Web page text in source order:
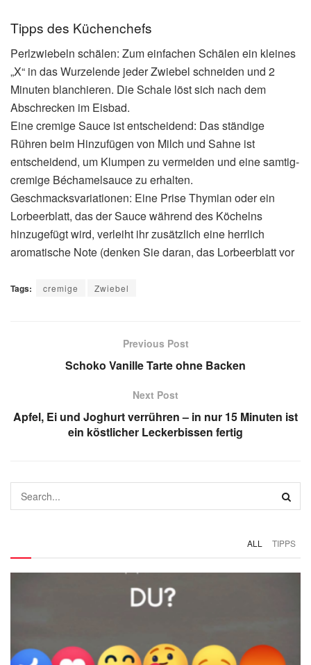
Tipps des Küchenchefs
Perlzwiebeln schälen: Zum einfachen Schälen ein kleines
„X“ in das Wurzelende jeder Zwiebel schneiden und 2
Minuten blanchieren. Die Schale löst sich nach dem
Abschrecken im Eisbad.
Eine cremige Sauce ist entscheidend: Das ständige
Rühren beim Hinzufügen von Milch und Sahne ist
entscheidend, um Klumpen zu vermeiden und eine samtig-
cremige Béchamelsauce zu erhalten.
Geschmacksvariationen: Eine Prise Thymian oder ein
Lorbeerblatt, das der Sauce während des Köchelns
hinzugefügt wird, verleiht ihr zusätzlich eine herrlich
aromatische Note (denken Sie daran, das Lorbeerblatt vor
Tags: cremige Zwiebel
Previous Post
Schoko Vanille Tarte ohne Backen
Next Post
Apfel, Ei und Joghurt verrühren – in nur 15 Minuten ist
ein köstlicher Leckerbissen fertig
ALL TIPPS